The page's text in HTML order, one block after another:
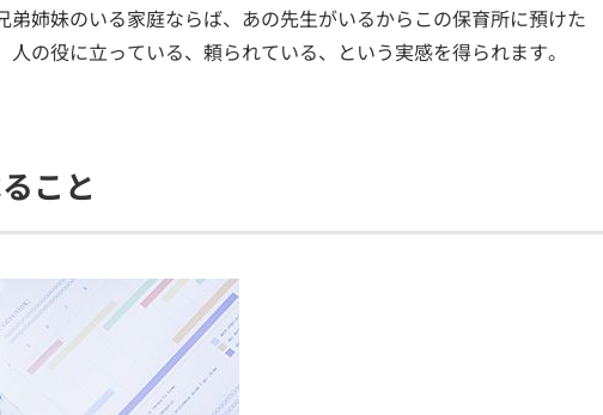
姉妹のいる家庭ならば、あの先生がいるからこの保育所に預けた
の役に立っている、頼られている、という実感を得られます。
こと